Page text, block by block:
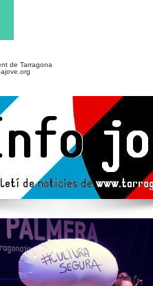
de Tarragona